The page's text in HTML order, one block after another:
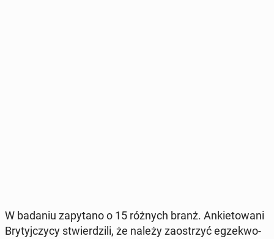
W badaniu za­py­ta­no o 15 różnych branż. An­kie­to­wa­ni
Bry­tyj­czy­cy stwier­dzi­li, że należy za­ostrzyć eg­ze­kwo­